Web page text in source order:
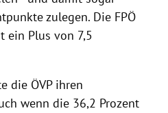
zulegen. Die FPÖ
ein Plus von 7,5
die ÖVP ihren
wenn die 36,2 Prozent